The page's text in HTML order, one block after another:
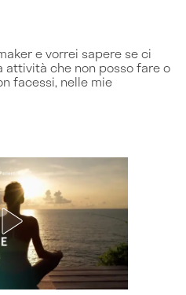
e vorrei sapere se ci
che non posso fare o
facessi, nelle mie